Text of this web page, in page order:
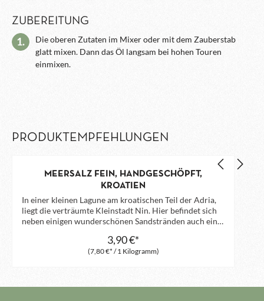
ZUBEREITUNG
1.
Die oberen Zutaten im Mixer oder mit dem Zauberstab
glatt mixen. Dann das Öl langsam bei hohen Touren
einmixen.
PRODUKTEMPFEHLUNGEN
MEERSALZ FEIN, HANDGESCHÖPFT,
KROATIEN
In einer kleinen Lagune am kroatischen Teil der Adria,
liegt die verträumte Kleinstadt Nin. Hier befindet sich
neben einigen wunderschönen Sandstränden auch eine
Fauna unraffiniertes Natursalz mit Salzfedern von Hand
Gebrauch.
(7,80 €* / 1 Kilogramm)
3,90 €*